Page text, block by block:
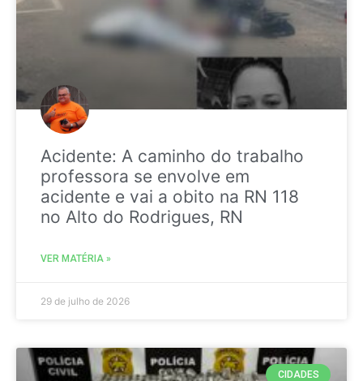
Acidente: A caminho do trabalho
professora se envolve em
acidente e vai a obito na RN 118
no Alto do Rodrigues, RN
VER MATÉRIA »
29 de julho de 2026
CIDADES